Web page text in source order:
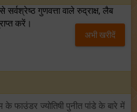
गुणवत्ता वाले रुद्राक्ष, लैब
करें।
अभी खरीदें
फाउंडर ज्योतिषी पुनीत पांडे के बारे में